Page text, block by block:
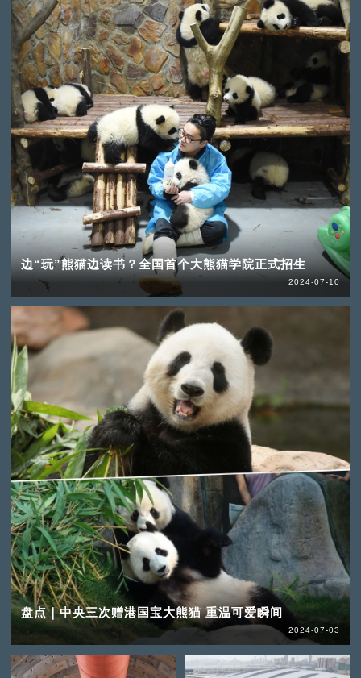
边“玩”熊猫边读书？全国首个大熊猫学院正式招生
2024-07-10
盘点｜中央三次赠港国宝大熊猫 重温可爱瞬间
2024-07-03